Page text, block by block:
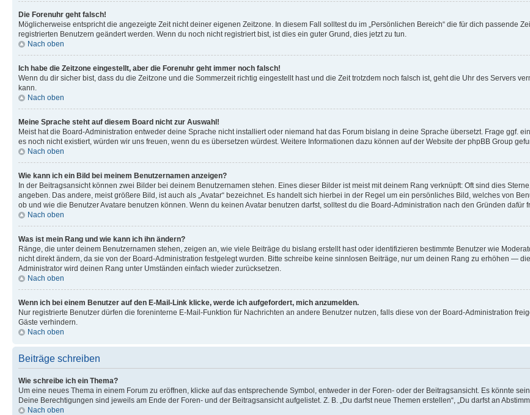
Die Forenuhr geht falsch!
Möglicherweise entspricht die angezeigte Zeit nicht deiner eigenen Zeitzone. In diesem Fall solltest du im „Persönlichen Bereich“ die für dich passende
registrierten Benutzern geändert werden. Wenn du noch nicht registriert bist, ist dies ein guter Grund, dies jetzt zu tun.
Nach oben
Ich habe die Zeitzone eingestellt, aber die Forenuhr geht immer noch falsch!
Wenn du dir sicher bist, dass du die Zeitzone und die Sommerzeit richtig eingestellt hast und die Zeit trotzdem noch falsch ist, geht die Uhr des Servers
kann.
Nach oben
Meine Sprache steht auf diesem Board nicht zur Auswahl!
Meist hat die Board-Administration entweder deine Sprache nicht installiert oder niemand hat das Forum bislang in deine Sprache übersetzt. Frage ggf.
es noch nicht existiert, würden wir uns freuen, wenn du es übersetzen würdest. Weitere Informationen dazu können auf der Website der phpBB Group
Nach oben
Wie kann ich ein Bild bei meinem Benutzernamen anzeigen?
In der Beitragsansicht können zwei Bilder bei deinem Benutzernamen stehen. Eines dieser Bilder ist meist mit deinem Rang verknüpft: Oft sind dies
angeben. Das andere, meist größere Bild, ist auch als „Avatar“ bezeichnet. Es handelt sich hierbei in der Regel um ein persönliches Bild, welches von
ob und wie die Benutzer Avatare benutzen können. Wenn du keinen Avatar benutzen darfst, solltest du die Board-Administration nach den Gründen dafür
Nach oben
Was ist mein Rang und wie kann ich ihn ändern?
Ränge, die unter deinem Benutzernamen stehen, zeigen an, wie viele Beiträge du bislang erstellt hast oder identifizieren bestimmte Benutzer wie
nicht direkt ändern, da sie von der Board-Administration festgelegt wurden. Bitte schreibe keine sinnlosen Beiträge, nur um deinen Rang zu erhöhen —
Administrator wird deinen Rang unter Umständen einfach wieder zurücksetzen.
Nach oben
Wenn ich bei einem Benutzer auf den E-Mail-Link klicke, werde ich aufgefordert, mich anzumelden.
Nur registrierte Benutzer dürfen die foreninterne E-Mail-Funktion für Nachrichten an andere Benutzer nutzen, falls diese von der Board-Administration
Gäste verhindern.
Nach oben
Beiträge schreiben
Wie schreibe ich ein Thema?
Um eine neues Thema in einem Forum zu eröffnen, klicke auf das entsprechende Symbol, entweder in der Foren- oder der Beitragsansicht. Es könnte
Deine Berechtigungen sind jeweils am Ende der Foren- und der Beitragsansicht aufgelistet. Z. B. „Du darfst neue Themen erstellen“, „Du darfst an
Nach oben